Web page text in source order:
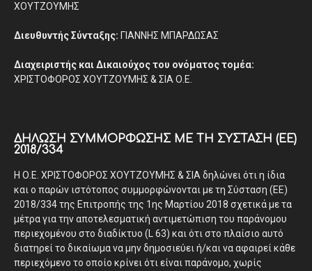
ΧΟΥΤΖΟΥΜΗΣ
Διευθυντής Σύνταξης: ΓΙΑΝΝΗΣ ΜΠΑΡΔΩΣΑΣ
Διαχειριστής και Δικαιούχος του ονόματος τομέα:
ΧΡΙΣΤΟΦΟΡΟΣ ΧΟΥΤΖΟΥΜΗΣ & ΣΙΑ Ο.Ε.
ΔΉΛΩΣΗ ΣΥΜΜΌΡΦΩΣΗΣ ΜΕ ΤΗ ΣΎΣΤΑΣΗ (ΕΕ)
2018/334
Η Ο.Ε. ΧΡΙΣΤΟΦΟΡΟΣ ΧΟΥΤΖΟΥΜΗΣ & ΣΙΑ δηλώνει ότι η ίδια
και ο παρών ιστότοπος συμμορφώνονται με τη Σύσταση (ΕΕ)
2018/334 της Επιτροπής της 1ης Μαρτίου 2018 σχετικά με τα
μέτρα για την αποτελεσματική αντιμετώπιση του παράνομου
περιεχομένου στο διαδίκτυο (L 63) και ότι στο πλαίσιο αυτό
διατηρεί το δικαίωμα να μην δημοσιεύει ή/και να αφαιρεί κάθε
περιεχόμενο το οποίο κρίνει ότι είναι παράνομο, χωρίς